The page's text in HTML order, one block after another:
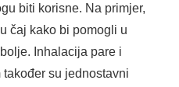
biti korisne. Na primjer,
čaj kako bi pomogli u
Inhalacija pare i
su jednostavni